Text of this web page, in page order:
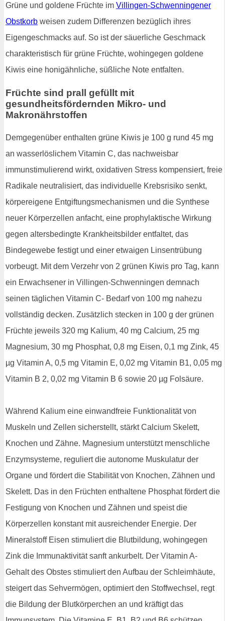
Grüne und goldene Früchte im Villingen-Schwenningener
Obstkorb weisen zudem Differenzen bezüglich ihres
Eigengeschmacks auf. So ist der säuerliche Geschmack
charakteristisch für grüne Früchte, wohingegen goldene
Kiwis eine honigähnliche, süßliche Note entfalten.
Früchte sind prall gefüllt mit
gesundheitsfördernden Mikro- und
Makronährstoffen
Demgegenüber enthalten grüne Kiwis je 100 g rund 45 mg
an wasserlöslichem Vitamin C, das nachweisbar
immunstimulierend wirkt, oxidativen Stress kompensiert, freie
Radikale neutralisiert, das individuelle Krebsrisiko senkt,
körpereigene Entgiftungsmechanismen und die Synthese
neuer Körperzellen anfacht, eine prophylaktische Wirkung
gegen altersbedingte Krankheitsbilder entfaltet, das
Bindegewebe festigt und einer etwaigen Linsentrübung
vorbeugt. Mit dem Verzehr von 2 grünen Kiwis pro Tag, kann
ein Erwachsener in Villingen-Schwenningen demnach
seinen täglichen Vitamin C- Bedarf von 100 mg nahezu
vollständig decken. Zusätzlich stecken in 100 g der grünen
Früchte jeweils 320 mg Kalium, 40 mg Calcium, 25 mg
Magnesium, 30 mg Phosphat, 0,8 mg Eisen, 0,1 mg Zink, 45
µg Vitamin A, 0,5 mg Vitamin E, 0,02 mg Vitamin B1, 0,05 mg
Vitamin B 2, 0,02 mg Vitamin B 6 sowie 20 µg Folsäure.
Während Kalium eine einwandfreie Funktionalität von
Muskeln und Zellen sicherstellt, stärkt Calcium Skelett,
Knochen und Zähne. Magnesium unterstützt menschliche
Enzymsysteme, reguliert die autonome Muskulatur der
Organe und fördert die Stabilität von Knochen, Zähnen und
Skelett. Das in den Früchten enthaltene Phosphat fördert die
Festigung von Knochen und Zähnen und speist die
Körperzellen konstant mit ausreichender Energie. Der
Mineralstoff Eisen stimuliert die Blutbildung, wohingegen
Zink die Immunaktivität sanft ankurbelt. Der Vitamin A-
Gehalt des Obstes stimuliert den Aufbau der Schleimhäute,
steigert das Sehvermögen, optimiert den Stoffwechsel, regt
die Bildung der Blutkörperchen an und kräftigt das